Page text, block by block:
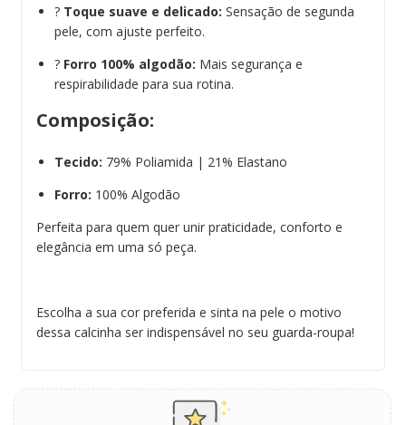
? Toque suave e delicado: Sensação de segunda
pele, com ajuste perfeito.
? Forro 100% algodão: Mais segurança e
respirabilidade para sua rotina.
Composição:
Tecido: 79% Poliamida | 21% Elastano
Forro: 100% Algodão
Perfeita para quem quer unir praticidade, conforto e
elegância em uma só peça.
Escolha a sua cor preferida e sinta na pele o motivo
dessa calcinha ser indispensável no seu guarda-roupa!